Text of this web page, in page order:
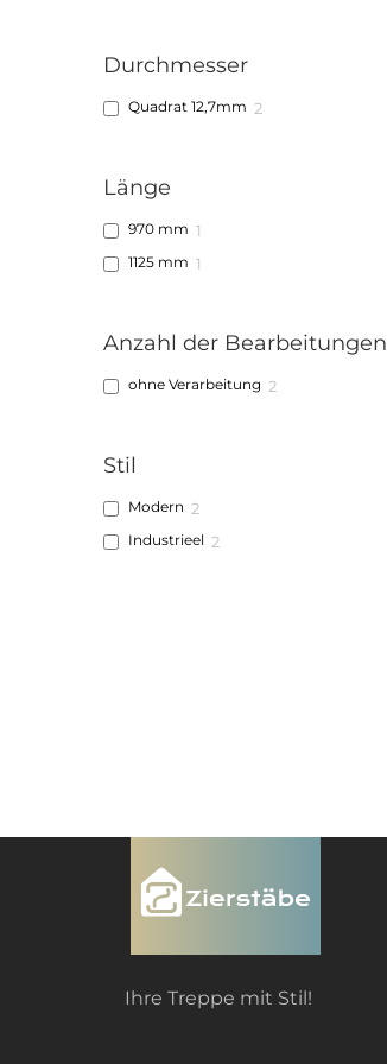
Durchmesser
Quadrat 12,7mm 2
Länge
970 mm 1
1125 mm 1
Anzahl der Bearbeitungen
ohne Verarbeitung 2
Stil
Modern 2
Industrieel 2
Ihre Treppe mit Stil!